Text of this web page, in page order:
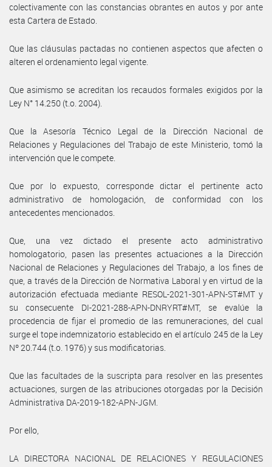
colectivamente con las constancias obrantes en autos y por ante
esta Cartera de Estado.
Que las cláusulas pactadas no contienen aspectos que afecten o
alteren el ordenamiento legal vigente.
Que asimismo se acreditan los recaudos formales exigidos por la
Ley N° 14.250 (t.o. 2004).
Que la Asesoría Técnico Legal de la Dirección Nacional de
Relaciones y Regulaciones del Trabajo de este Ministerio, tomó la
intervención que le compete.
Que por lo expuesto, corresponde dictar el pertinente acto
administrativo de homologación, de conformidad con los
antecedentes mencionados.
Que, una vez dictado el presente acto administrativo
homologatorio, pasen las presentes actuaciones a la Dirección
Nacional de Relaciones y Regulaciones del Trabajo, a los fines de
que, a través de la Dirección de Normativa Laboral y en virtud de la
autorización efectuada mediante RESOL-2021-301-APN-ST#MT y
su consecuente DI-2021-288-APN-DNRYRT#MT, se evalúe la
procedencia de fijar el promedio de las remuneraciones, del cual
surge el tope indemnizatorio establecido en el artículo 245 de la Ley
Nº 20.744 (t.o. 1976) y sus modificatorias.
Que las facultades de la suscripta para resolver en las presentes
actuaciones, surgen de las atribuciones otorgadas por la Decisión
Administrativa DA-2019-182-APN-JGM.
Por ello,
LA DIRECTORA NACIONAL DE RELACIONES Y REGULACIONES